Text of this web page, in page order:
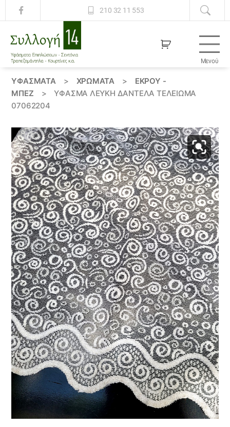
210 32 11 553
14
Μενού
ΥΦΆΣΜΑΤΑ > ΧΡΏΜΑΤΑ >
ΕΚΡΟΥ -
ΜΠΕΖ
>
ΎΦΑΣΜΑ ΛΕΥΚΉ ΔΑΝΤΈΛΑ ΤΕΛΕΊΩΜΑ
07062204